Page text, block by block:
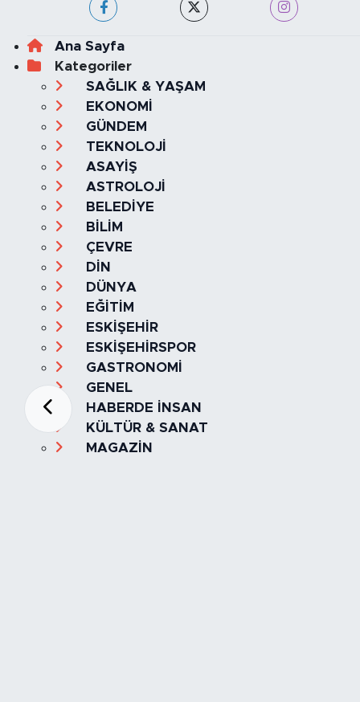
Ana Sayfa
Kategoriler
SAĞLIK & YAŞAM
EKONOMİ
GÜNDEM
TEKNOLOJİ
ASAYİŞ
ASTROLOJİ
BELEDİYE
BİLİM
ÇEVRE
DİN
DÜNYA
EĞİTİM
ESKİŞEHİR
ESKİŞEHİRSPOR
GASTRONOMİ
GENEL
HABERDE İNSAN
KÜLTÜR & SANAT
MAGAZİN